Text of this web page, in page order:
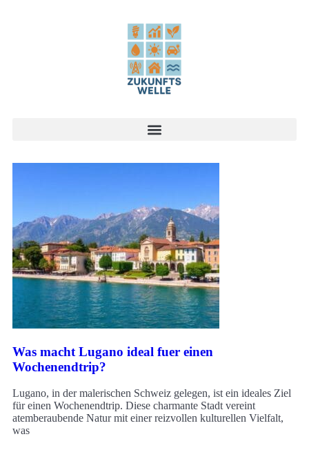
Was macht Lugano ideal fuer einen
Wochenendtrip?
Lugano, in der malerischen Schweiz gelegen, ist ein ideales Ziel
für einen Wochenendtrip. Diese charmante Stadt vereint
atemberaubende Natur mit einer reizvollen kulturellen Vielfalt,
was